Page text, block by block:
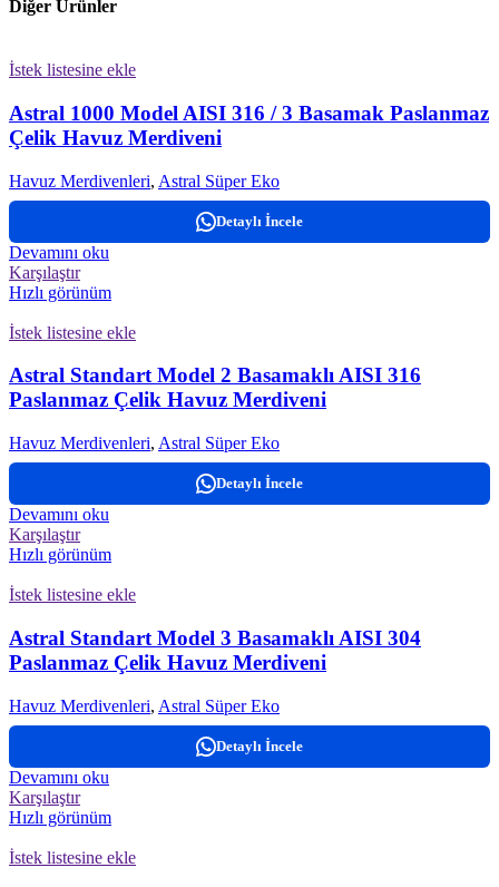
Diğer Ürünler
İstek listesine ekle
Astral 1000 Model AISI 316 / 3 Basamak Paslanmaz
Çelik Havuz Merdiveni
Havuz Merdivenleri, Astral Süper Eko
Detaylı İncele
Devamını oku
Karşılaştır
Hızlı görünüm
İstek listesine ekle
Astral Standart Model 2 Basamaklı AISI 316
Paslanmaz Çelik Havuz Merdiveni
Havuz Merdivenleri, Astral Süper Eko
Detaylı İncele
Devamını oku
Karşılaştır
Hızlı görünüm
İstek listesine ekle
Astral Standart Model 3 Basamaklı AISI 304
Paslanmaz Çelik Havuz Merdiveni
Havuz Merdivenleri, Astral Süper Eko
Detaylı İncele
Devamını oku
Karşılaştır
Hızlı görünüm
İstek listesine ekle